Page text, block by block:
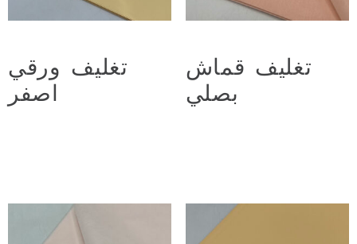
تغليف ورقي
اصفر
د.ع
تغليف قماش
بصلي
د.ع